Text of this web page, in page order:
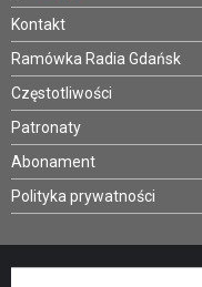
Kontakt
Ramówka Radia Gdańsk
Częstotliwości
Patronaty
Abonament
Polityka prywatności